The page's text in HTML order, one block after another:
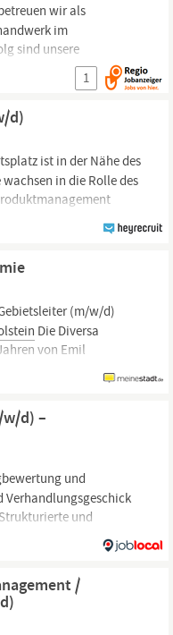
wir als
im
sind unsere
gerne Verantwortung
und kreative
wollen, dann werden
Groß
1
d)
ist in der Nähe des
in die Rolle des
eigenständig bei
Sie analysieren die
Lieferantenportfolios...
(m/w/d)
Die Diversa
von Emil
leitet sich von der
von
unter einem Dach
d) –
und
Strukturierte und
Deutschkenntnisse
Dänische
/